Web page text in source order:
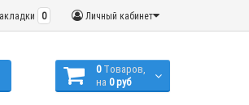
Личный кабинет
0
0 Tоваров,
на 0 руб